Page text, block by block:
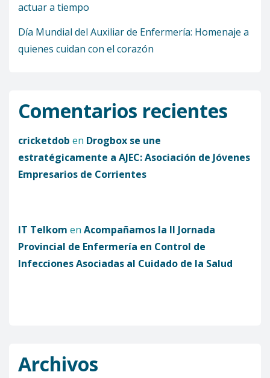
actuar a tiempo
Día Mundial del Auxiliar de Enfermería: Homenaje a
quienes cuidan con el corazón
Comentarios recientes
cricketdob en Drogbox se une
estratégicamente a AJEC: Asociación de Jóvenes
Empresarios de Corrientes
IT Telkom en Acompañamos la II Jornada
Provincial de Enfermería en Control de
Infecciones Asociadas al Cuidado de la Salud
Archivos